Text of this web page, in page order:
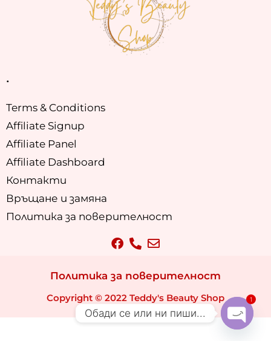
.
Terms & Conditions
Affiliate Signup
Affiliate Panel
Affiliate Dashboard
Контакти
Връщане и замяна
Политика за поверителност
Политика за поверителност
Copyright © 2022 Teddy's Beauty Shop
Обади се или ни пиши...
1